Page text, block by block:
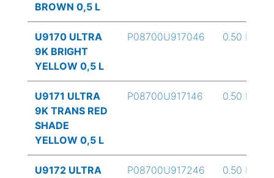
BROWN 0,5 L
U9170 ULTRA
9K BRIGHT
YELLOW 0,5 L
P08700U917046 0.50 L
U9171 ULTRA
9K TRANS RED
SHADE
YELLOW 0,5 L
P08700U917146 0.50 L
U9172 ULTRA P08700U917246 0.50 L